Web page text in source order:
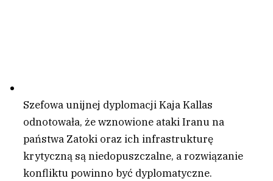
Szefowa unijnej dyplomacji Kaja Kallas
odnotowała, że wznowione ataki Iranu na
państwa Zatoki oraz ich infrastrukturę
krytyczną są niedopuszczalne, a rozwiązanie
konfliktu powinno być dyplomatyczne.